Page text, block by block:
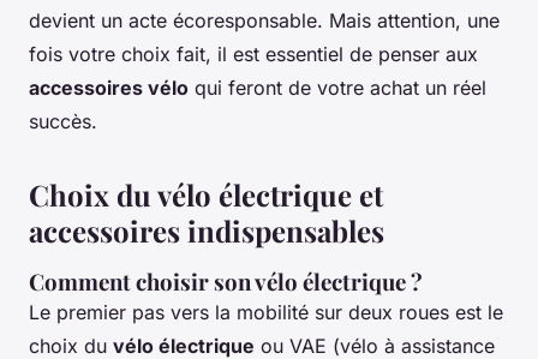
devient un acte écoresponsable. Mais attention, une
fois votre choix fait, il est essentiel de penser aux
accessoires vélo qui feront de votre achat un réel
succès.
Choix du vélo électrique et
accessoires indispensables
Comment choisir son vélo électrique ?
Le premier pas vers la mobilité sur deux roues est le
choix du vélo électrique ou VAE (vélo à assistance